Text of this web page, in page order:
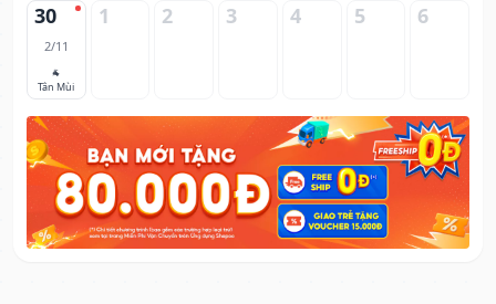
30
2/11
🐐
Tân Mùi
1 2 3 4 5 6